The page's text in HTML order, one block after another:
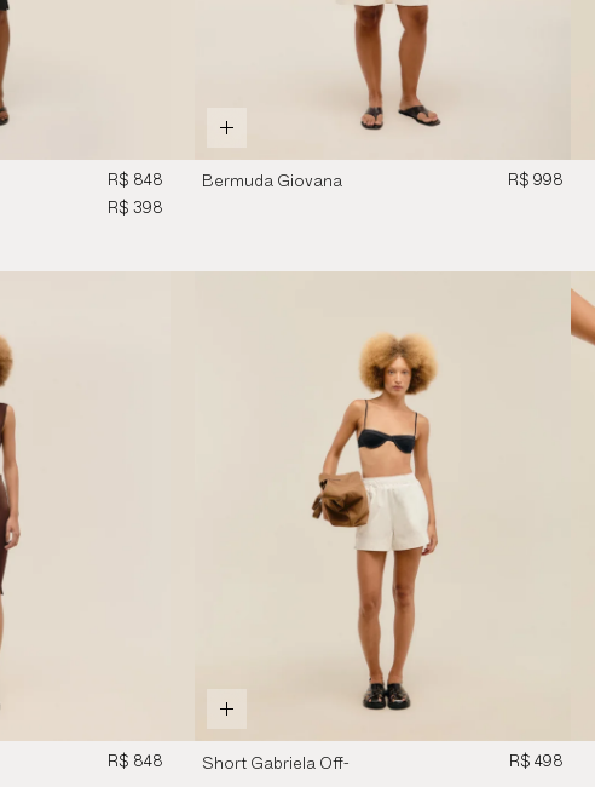
R$ 848
R$ 398
Bermuda Giovana
R$ 998
R$ 848
Short Gabriela Off-
R$ 498